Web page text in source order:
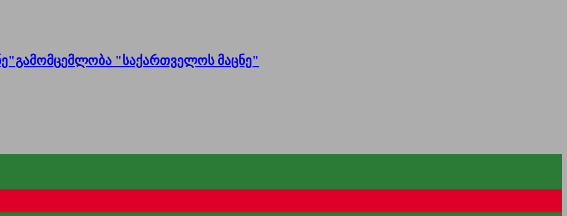
გამომცემლობა "საქართველოს მაცნე"